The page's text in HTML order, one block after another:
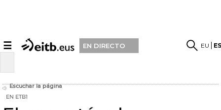
☰ EN DIRECTO EU
Escuchar la página
EN ETB1